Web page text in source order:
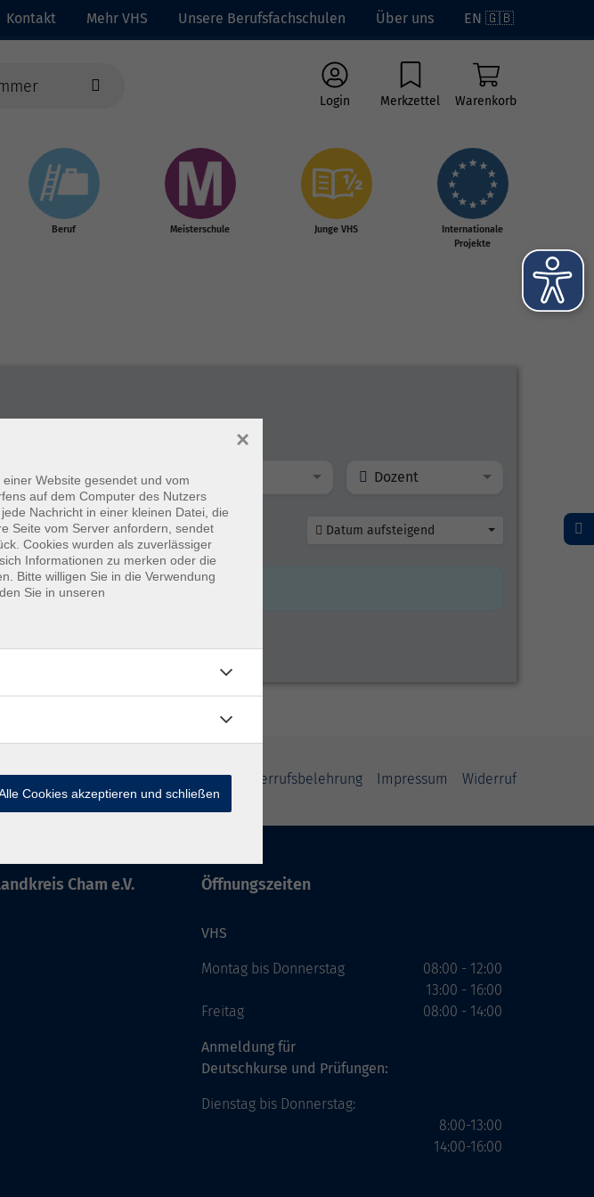
Kontakt Mehr VHS Unsere Berufsfachschulen Über uns EN 🇬🇧
Login Merkzettel Warenkorb
Beruf Meisterschule Junge VHS
Internationale
Projekte
Tageszeit Dozent
nur beginnende Datum aufsteigend
gefunden.
AGB Datenschutzerklärung Widerrufsbelehrung Impressum Widerruf
Cham e.V. Öffnungszeiten
VHS
Montag bis Donnerstag
Freitag
Anmeldung für
Deutschkurse und Prüfungen:
Dienstag bis Donnerstag:
08:00 - 12:00
13:00 - 16:00
08:00 - 14:00
8:00-13:00
14:00-16:00
Website gesendet und vom
auf dem Computer des Nutzers
Nachricht in einer kleinen Datei, die
Seite vom Server anfordern, sendet
Cookies wurden als zuverlässiger
Informationen zu merken oder die
Bitte willigen Sie in die Verwendung
Sie in unseren
×
Cookies akzeptieren und schließen